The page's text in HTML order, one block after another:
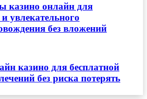
казино онлайн для
увлекательного
без вложений
казино для бесплатной
без риска потерять